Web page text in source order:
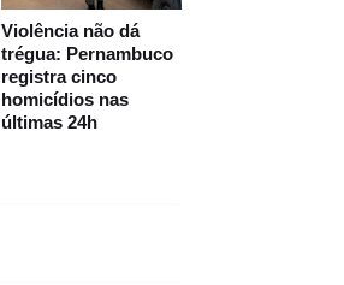
Violência não dá
trégua: Pernambuco
registra cinco
homicídios nas
últimas 24h